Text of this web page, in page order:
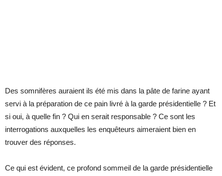
Des somnifères auraient ils été mis dans la pâte de farine ayant
servi à la préparation de ce pain livré à la garde présidentielle ? Et
si oui, à quelle fin ? Qui en serait responsable ? Ce sont les
interrogations auxquelles les enquêteurs aimeraient bien en
trouver des réponses.
Ce qui est évident, ce profond sommeil de la garde présidentielle